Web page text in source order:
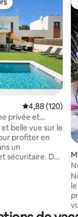
Note moyenne
4,88 (120)
privée et
belle vue sur le
profiter en
un
sécuritaire. De
de l'année.